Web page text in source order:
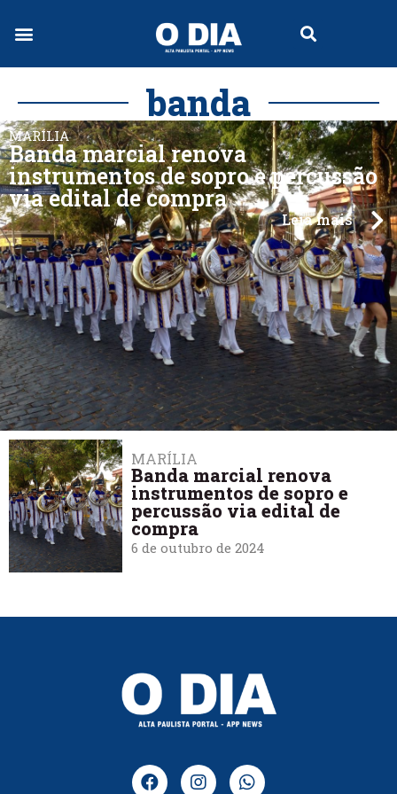
banda
MARÍLIA
Banda marcial renova
instrumentos de sopro e percussão
via edital de compra
Leia mais
MARÍLIA
Banda marcial renova
instrumentos de sopro e
percussão via edital de
compra
6 de outubro de 2024